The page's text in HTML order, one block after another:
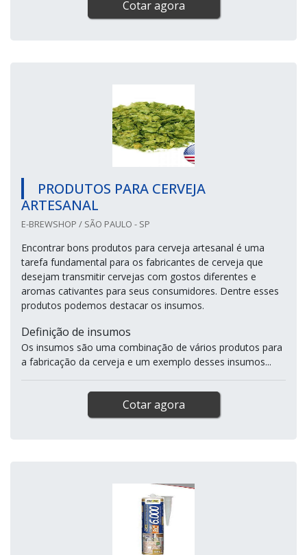
Cotar agora
PRODUTOS PARA CERVEJA
ARTESANAL
E-BREWSHOP / SÃO PAULO - SP
Encontrar bons produtos para cerveja artesanal é uma
tarefa fundamental para os fabricantes de cerveja que
desejam transmitir cervejas com gostos diferentes e
aromas cativantes para seus consumidores. Dentre esses
produtos podemos destacar os insumos.
Definição de insumos
Os insumos são uma combinação de vários produtos para
a fabricação da cerveja e um exemplo desses insumos...
Cotar agora